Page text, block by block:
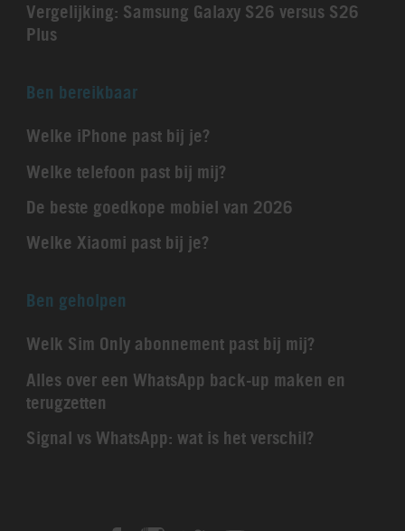
Vergelijking: Samsung Galaxy S26 versus S26
Plus
Ben bereikbaar
Welke iPhone past bij je?
Welke telefoon past bij mij?
De beste goedkope mobiel van 2026
Welke Xiaomi past bij je?
Ben geholpen
Welk Sim Only abonnement past bij mij?
Alles over een WhatsApp back-up maken en
terugzetten
Signal vs WhatsApp: wat is het verschil?